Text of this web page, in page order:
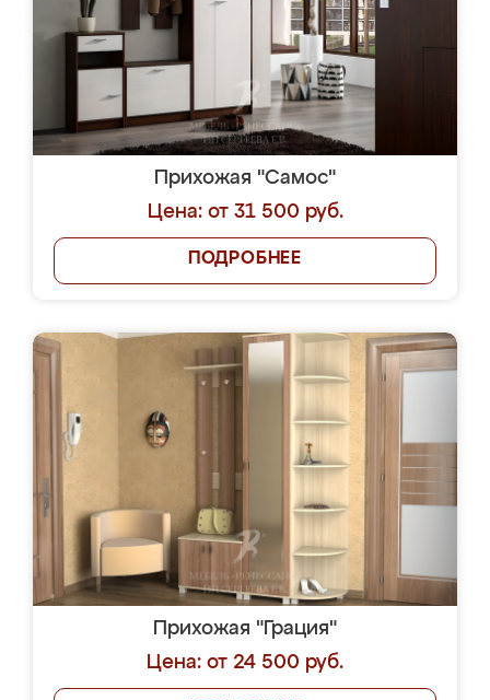
Прихожая "Самос"
Цена: от 31 500 руб.
ПОДРОБНЕЕ
Прихожая "Грация"
Цена: от 24 500 руб.